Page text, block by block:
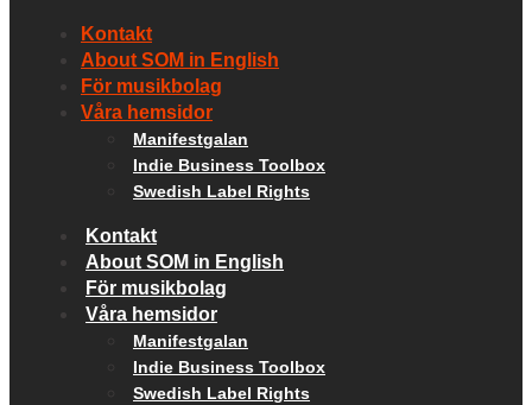
Kontakt
About SOM in English
För musikbolag
Våra hemsidor
Manifestgalan
Indie Business Toolbox
Swedish Label Rights
Kontakt
About SOM in English
För musikbolag
Våra hemsidor
Manifestgalan
Indie Business Toolbox
Swedish Label Rights